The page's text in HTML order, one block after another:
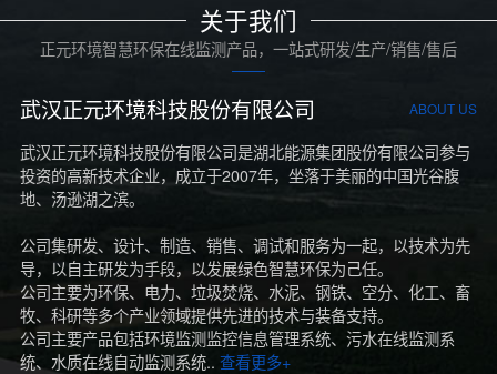
关于我们
正元环境智慧环保在线监测产品，一站式研发/生产/销售/售后
武汉正元环境科技股份有限公司 ABOUT US
武汉正元环境科技股份有限公司是湖北能源集团股份有限公司参与
投资的高新技术企业，成立于2007年，坐落于美丽的中国光谷腹
地、汤逊湖之滨。
公司集研发、设计、制造、销售、调试和服务为一起，以技术为先
导，以自主研发为手段，以发展绿色智慧环保为己任。
公司主要为环保、电力、垃圾焚烧、水泥、钢铁、空分、化工、畜
牧、科研等多个产业领域提供先进的技术与装备支持。
公司主要产品包括环境监测监控信息管理系统、污水在线监测系
统、水质在线自动监测系统.. 查看更多+